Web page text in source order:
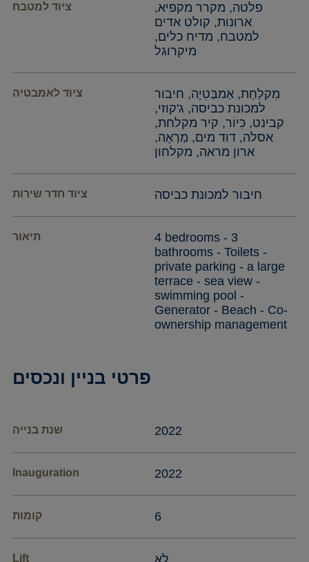
ציוד למטבח
פלטה, מקרר מקפיא,
ארונות, קולט אדים
למטבח, מדיח כלים,
מיקרוגל
ציוד לאמבטיה
מִקלַחַת, אַמבַּטִיָה, חיבור
למכונת כביסה, ג'קוזי,
קבינט, כִּיוֹר, קיר מקלחת,
אסלה, דוד מים, מַרְאָה,
ארון מראה, מקלחון
ציוד חדר שירות חיבור למכונת כביסה
תיאור
4 bedrooms - 3
bathrooms - Toilets -
private parking - a large
terrace - sea view -
swimming pool -
Generator - Beach - Co-
ownership management
פרטי בניין ונכסים
שנת בנייה 2022
Inauguration 2022
קומות 6
Lift